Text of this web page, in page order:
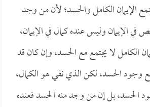
الإيمان الكامل والحسد؛ لأن من وجد
في الإيمان وليس عنده كمال في الإيمان،
الكامل لا يجتمع مع الحسد، وإن كان قد
وجود الحسد، لكن الذي نفي هو الكمال،
الحسد، بل إن من وجد منه الحسد فعنده